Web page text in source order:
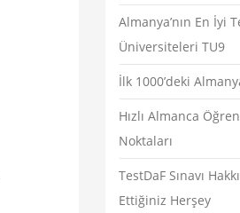
Almanya’nın En İyi
Üniversiteleri TU9
İlk 1000’deki
Hızlı Almanca
Noktaları
TestDaF Sınavı
Ettiğiniz Herşey